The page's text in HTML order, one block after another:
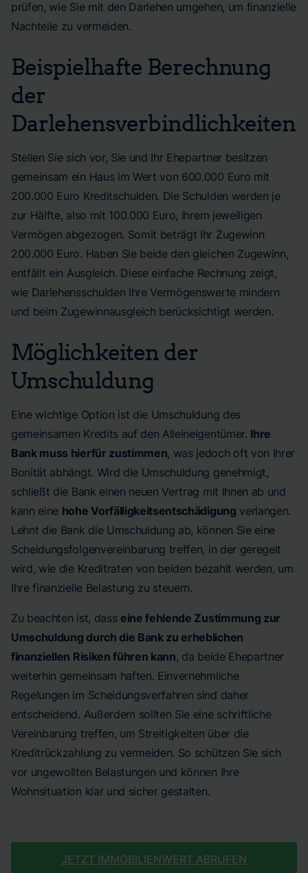
prüfen, wie Sie mit den Darlehen umgehen, um finanzielle
Nachteile zu vermeiden.
Beispielhafte Berechnung
der
Darlehensverbindlichkeiten
Stellen Sie sich vor, Sie und Ihr Ehepartner besitzen
gemeinsam ein Haus im Wert von 600.000 Euro mit
200.000 Euro Kreditschulden. Die Schulden werden je
zur Hälfte, also mit 100.000 Euro, Ihrem jeweiligen
Vermögen abgezogen. Somit beträgt Ihr Zugewinn
200.000 Euro. Haben Sie beide den gleichen Zugewinn,
entfällt ein Ausgleich. Diese einfache Rechnung zeigt,
wie Darlehensschulden Ihre Vermögenswerte mindern
und beim Zugewinnausgleich berücksichtigt werden.
Möglichkeiten der
Umschuldung
Eine wichtige Option ist die Umschuldung des
gemeinsamen Kredits auf den Alleineigentümer. Ihre
Bank muss hierfür zustimmen, was jedoch oft von Ihrer
Bonität abhängt. Wird die Umschuldung genehmigt,
schließt die Bank einen neuen Vertrag mit Ihnen ab und
kann eine hohe Vorfälligkeitsentschädigung verlangen.
Lehnt die Bank die Umschuldung ab, können Sie eine
Scheidungsfolgenvereinbarung treffen, in der geregelt
wird, wie die Kreditraten von beiden bezahlt werden, um
Ihre finanzielle Belastung zu steuern.
Zu beachten ist, dass eine fehlende Zustimmung zur
Umschuldung durch die Bank zu erheblichen
finanziellen Risiken führen kann, da beide Ehepartner
weiterhin gemeinsam haften. Einvernehmliche
Regelungen im Scheidungsverfahren sind daher
entscheidend. Außerdem sollten Sie eine schriftliche
Vereinbarung treffen, um Streitigkeiten über die
Kreditrückzahlung zu vermeiden. So schützen Sie sich
vor ungewollten Belastungen und können Ihre
Wohnsituation klar und sicher gestalten.
JETZT IMMOBILIENWERT ABRUFEN